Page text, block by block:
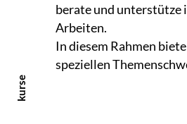
kurse
berate und unterstütze
Arbeiten.
In diesem Rahmen
speziellen